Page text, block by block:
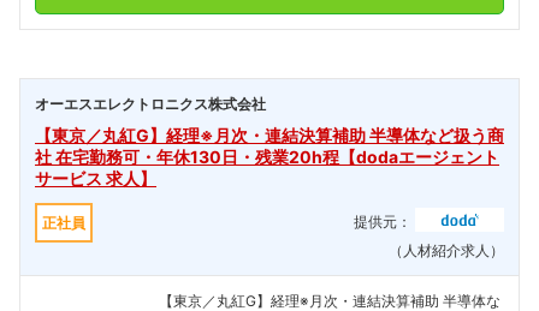
オーエスエレクトロニクス株式会社
【東京／丸紅G】経理※月次・連結決算補助 半導体など扱う商
社 在宅勤務可・年休130日・残業20h程【dodaエージェント
サービス 求人】
正社員
提供元：
（人材紹介求人）
【東京／丸紅G】経理※月次・連結決算補助 半導体な